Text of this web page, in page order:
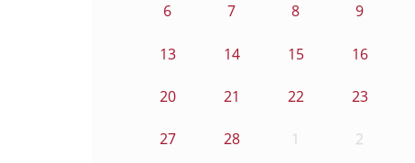
6 7 8 9
13 14 15 16
20 21 22 23
27 28 1 2